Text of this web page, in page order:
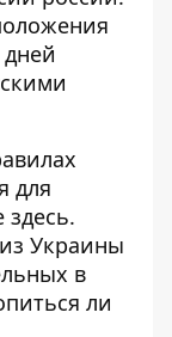
для
здесь.
Украины
в
ли